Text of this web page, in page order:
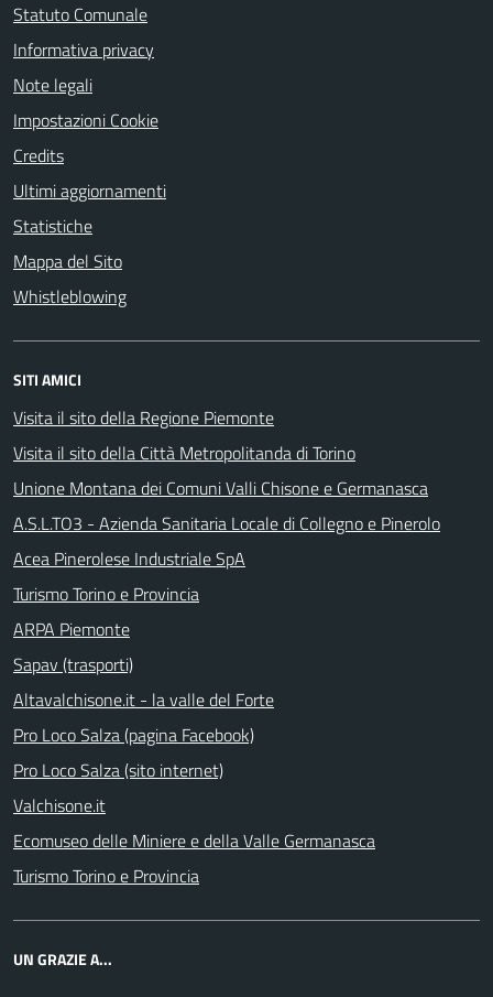
Statuto Comunale
Informativa privacy
Note legali
Impostazioni Cookie
Credits
Ultimi aggiornamenti
Statistiche
Mappa del Sito
Whistleblowing
SITI AMICI
Visita il sito della Regione Piemonte
Visita il sito della Città Metropolitanda di Torino
Unione Montana dei Comuni Valli Chisone e Germanasca
A.S.L.TO3 - Azienda Sanitaria Locale di Collegno e Pinerolo
Acea Pinerolese Industriale SpA
Turismo Torino e Provincia
ARPA Piemonte
Sapav (trasporti)
Altavalchisone.it - la valle del Forte
Pro Loco Salza (pagina Facebook)
Pro Loco Salza (sito internet)
Valchisone.it
Ecomuseo delle Miniere e della Valle Germanasca
Turismo Torino e Provincia
UN GRAZIE A...